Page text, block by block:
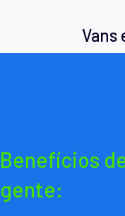
Vans
Benefícios
gente: